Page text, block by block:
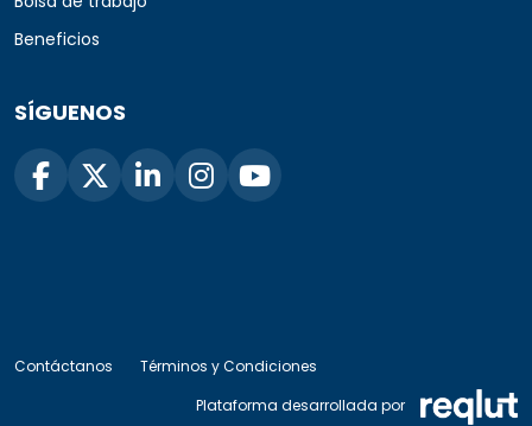
Beneficios
SÍGUENOS
Contáctanos
Términos y Condiciones
Plataforma desarrollada por